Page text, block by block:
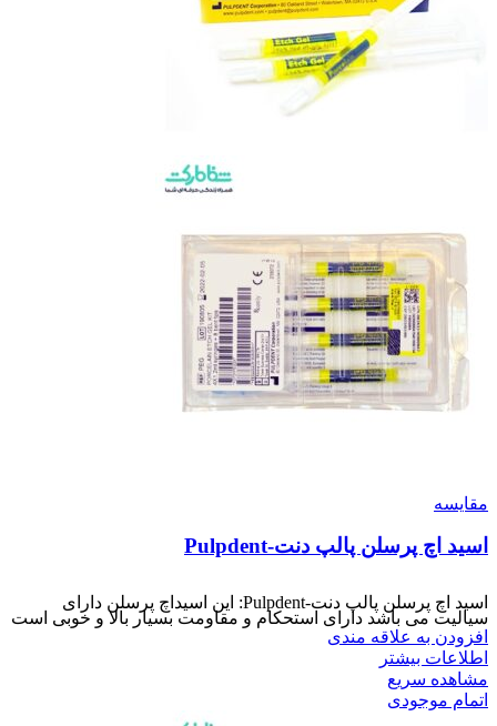
مقایسه
اسید اچ پرسلن پالپ دنت-Pulpdent
اسید اچ پرسلن پالپ دنت-Pulpdent: این اسیداچ پرسلن دارای
سیالیت می باشد دارای استحکام و مقاومت بسیار بالا و خوبی است
افزودن به علاقه مندی
اطلاعات بیشتر
مشاهده سریع
اتمام موجودی